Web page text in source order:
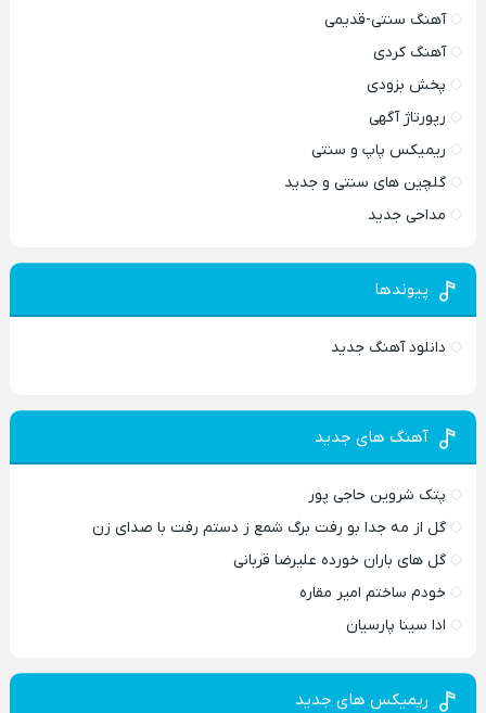
آهنگ سنتی-قدیمی
آهنگ کردی
پخش بزودی
رپورتاژ آگهی
ریمیکس پاپ و سنتی
گلچین های سنتی و جدید
مداحی جدید
پیوندها
دانلود آهنگ جدید
آهنگ های جدید
پتک شروین حاجی پور
گل از مه جدا بو رفت برگ شمع ز دستم رفت با صدای زن
گل های باران خورده علیرضا قربانی
خودم ساختم امیر مقاره
ادا سینا پارسیان
ریمیکس های جدید